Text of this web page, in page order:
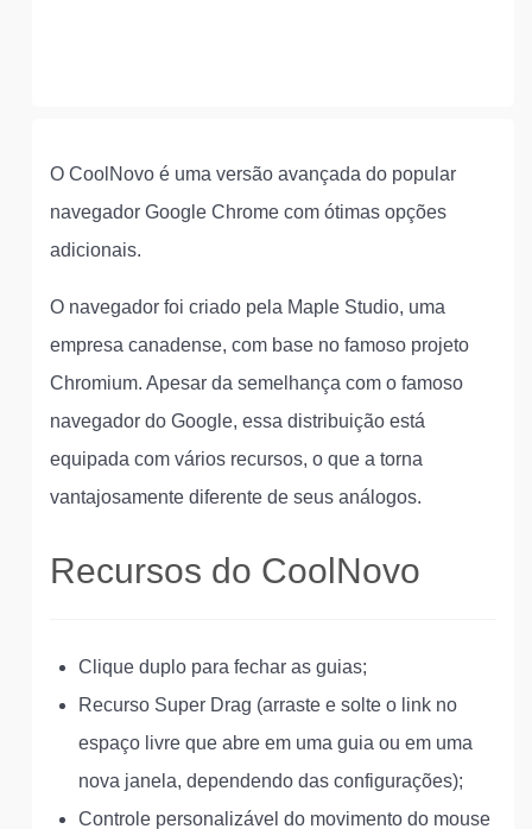
O CoolNovo é uma versão avançada do popular
navegador Google Chrome com ótimas opções
adicionais.
O navegador foi criado pela Maple Studio, uma
empresa canadense, com base no famoso projeto
Chromium. Apesar da semelhança com o famoso
navegador do Google, essa distribuição está
equipada com vários recursos, o que a torna
vantajosamente diferente de seus análogos.
Recursos do CoolNovo
Clique duplo para fechar as guias;
Recurso Super Drag (arraste e solte o link no
espaço livre que abre em uma guia ou em uma
nova janela, dependendo das configurações);
Controle personalizável do movimento do mouse